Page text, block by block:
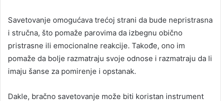
Savetovanje omogućava trećoj strani da bude nepristrasna
i stručna, što pomaže parovima da izbegnu obično
pristrasne ili emocionalne reakcije. Takođe, ono im
pomaže da bolje razmatraju svoje odnose i razmatraju da li
imaju šanse za pomirenje i opstanak.
Dakle, bračno savetovanje može biti koristan instrument